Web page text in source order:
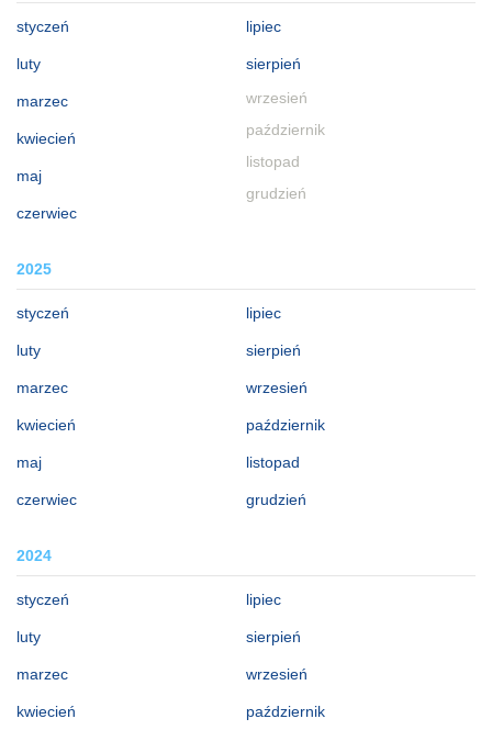
styczeń
luty
marzec
kwiecień
maj
czerwiec
lipiec
sierpień
wrzesień
październik
listopad
grudzień
2025
styczeń
luty
marzec
kwiecień
maj
czerwiec
lipiec
sierpień
wrzesień
październik
listopad
grudzień
2024
styczeń
luty
marzec
kwiecień
lipiec
sierpień
wrzesień
październik